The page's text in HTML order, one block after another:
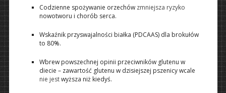
Codzienne spożywanie orzechów zmniejsza ryzyko
nowotworu i chorób serca.
Wskaźnik przyswajalności białka (PDCAAS) dla brokułów
to 80%.
Wbrew powszechnej opinii przeciwników glutenu w
diecie – zawartość glutenu w dzisiejszej pszenicy wcale
nie jestwyższa niż kiedyś.